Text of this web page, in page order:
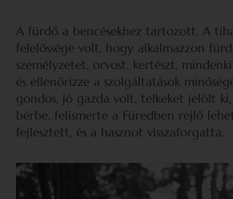
A fürdő a bencésekhez tartozott. A
felelőssége volt, hogy alkalmazzon
személyzetet, orvost, kertészt,
és ellenőrizze a szolgáltatások
gondos, jó gazda volt, telkeket jelölt
bérbe, felismerte a Füredben rejlő
fejlesztett, és a hasznot visszaforgatta.